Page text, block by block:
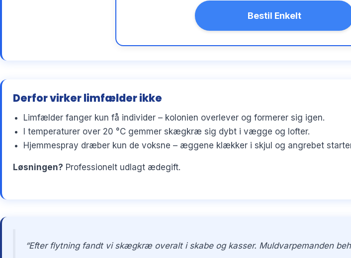
Bestil Enkelt
Derfor virker limfælder ikke
Limfælder fanger kun få individer – kolonien overlever og formerer sig igen.
I temperaturer over 20 °C gemmer skægkræ sig dybt i vægge og lofter.
Hjemmespray dræber kun de voksne – æggene klækker i skjul og angrebet
Løsningen? Professionelt udlagt ædegift.
“Efter flytning fandt vi skægkræ overalt i skabe og kasser. Muldvarpemanden